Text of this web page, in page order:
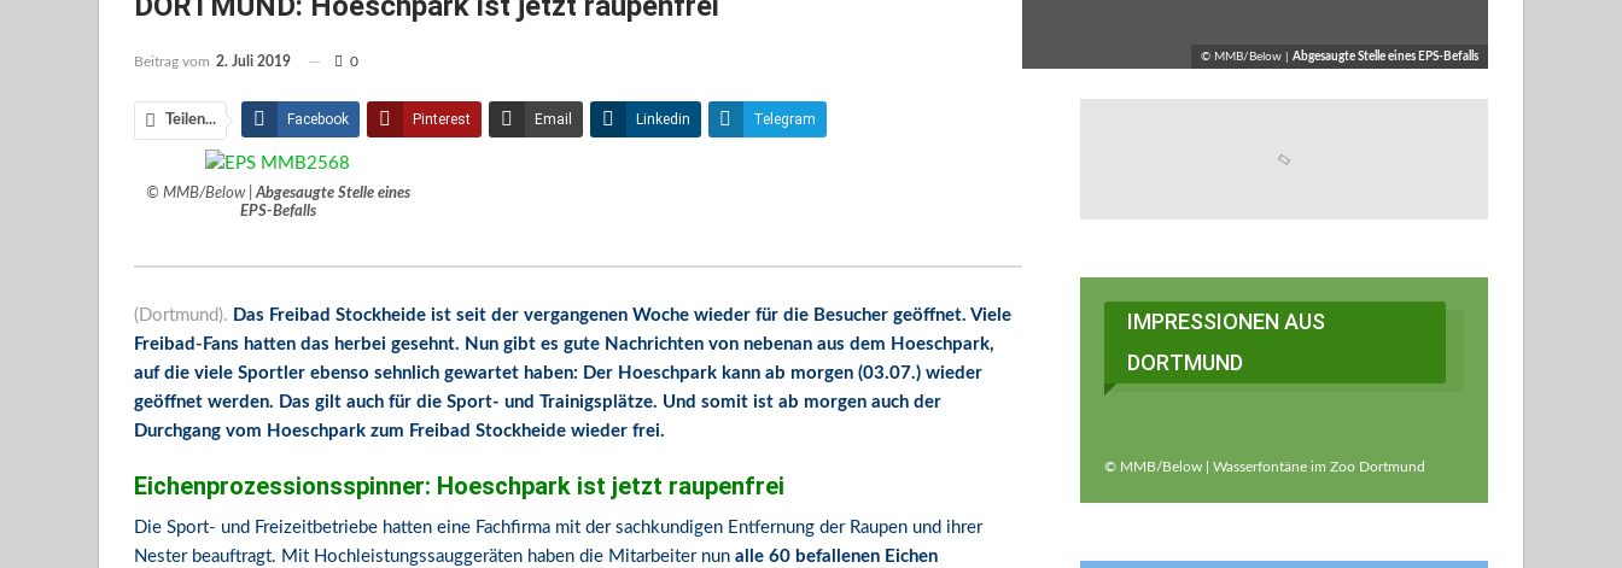
© MMB/Below | Abgesaugte Stelle eines EPS-Befalls
Beitrag vom 2. Juli 2019 0
Teilen... Facebook Pinterest Email Linkedin Telegram
Facebook Messenger
© MMB/Below |Abgesaugte Stelle eines
EPS-Befalls
(Dortmund). Das Freibad Stockheide ist seit der vergangenen Woche wieder für die Besucher geöffnet. Viele
Freibad-Fans hatten das herbei gesehnt. Nun gibt es gute Nachrichten von nebenan aus dem Hoeschpark,
auf die viele Sportler ebenso sehnlich gewartet haben: Der Hoeschpark kann ab morgen (03.07.) wieder
geöffnet werden. Das gilt auch für die Sport- und Trainigsplätze. Und somit ist ab morgen auch der
Durchgang vom Hoeschpark zum Freibad Stockheide wieder frei.
Eichenprozessionsspinner: Hoeschpark ist jetzt raupenfrei
Die Sport- und Freizeitbetriebe hatten eine Fachfirma mit der sachkundigen Entfernung der Raupen und ihrer
Nester beauftragt. Mit Hochleistungssauggeräten haben die Mitarbeiter nun alle 60 befallenen Eichen
IMPRESSIONEN AUS
DORTMUND
© MMB/Below | Wasserfontäne im Zoo Dortmund